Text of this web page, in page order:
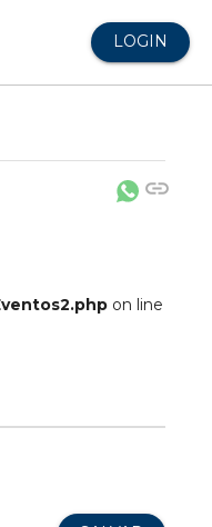
LOGIN
link
on line